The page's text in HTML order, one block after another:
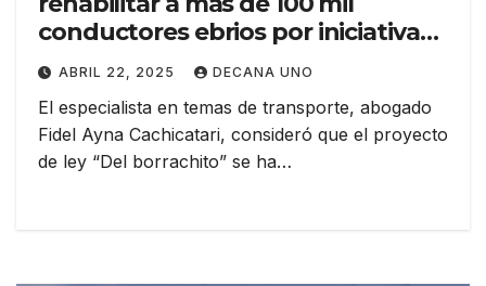
conductores ebrios por iniciativa
del congresista puneñito Jorge
Luis Flores Ancachi
ABRIL 22, 2025 DECANA UNO
El especialista en temas de transporte, abogado
Fidel Ayna Cachicatari, consideró que el proyecto
de ley “Del borrachito” se ha…